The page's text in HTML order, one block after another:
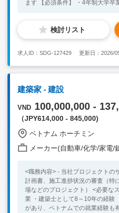
ます 【必須条件】 ・4年制大学卒業 ・衛生、空調、電気設備工
【尚可条件】 ・海外勤務経験 ・
気工事施工管理技士
検討リスト
求人ID：SDG-127429 更新日：2026/
建築家 - 建設
VND 100,000,000 -
（JPY614,000 - 845,000)
ベトナム ホーチミン
メーカー(自動車/化学/家電
<職務内容> - 当社プロジェクトの
計画書、施工進捗状況の審査（特
場などのプロジェクト） <必要なスキル・経験> ・建築系学科卒
業 ・建築士として8～10年の経験
があり、ベトナムでの就業経験も